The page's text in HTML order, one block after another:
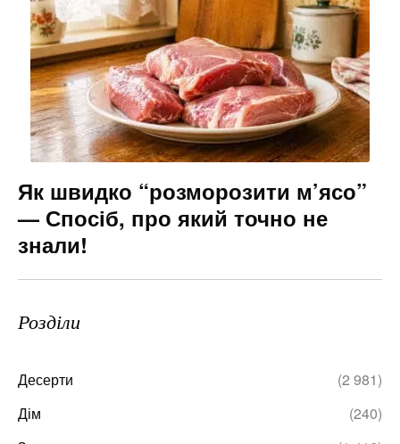
Як швидко “розморозити м’ясо”
— Спосіб, про який точно не
знали!
Розділи
Десерти
(2 981)
Дім
(240)